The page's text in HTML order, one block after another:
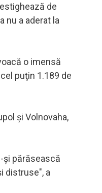
de
nu a aderat la
o imensă
puţin 1.189 de
şi Volnovaha,
şi părăsească
distruse", a